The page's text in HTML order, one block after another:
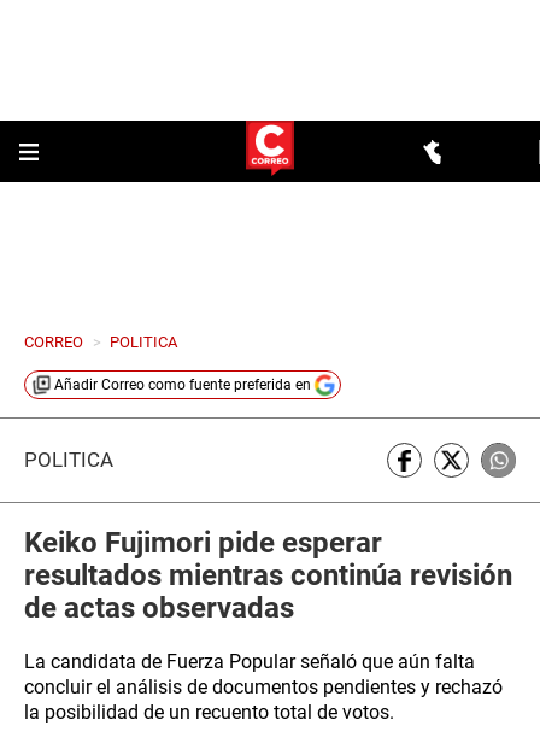
CORREO > POLITICA
Añadir Correo como fuente preferida en
POLÍTICA
Keiko Fujimori pide esperar
resultados mientras continúa revisión
de actas observadas
La candidata de Fuerza Popular señaló que aún falta
concluir el análisis de documentos pendientes y rechazó
la posibilidad de un recuento total de votos.